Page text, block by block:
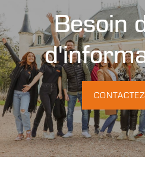
Besoin